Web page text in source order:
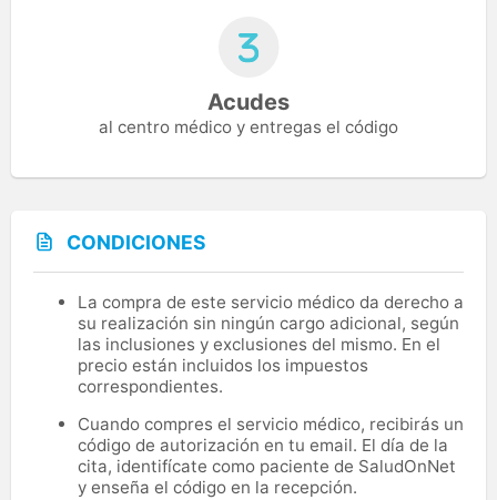
Acudes
al centro médico y entregas el código
CONDICIONES
La compra de este servicio médico da derecho a
su realización sin ningún cargo adicional, según
las inclusiones y exclusiones del mismo. En el
precio están incluidos los impuestos
correspondientes.
Cuando compres el servicio médico, recibirás un
código de autorización en tu email. El día de la
cita, identifícate como paciente de SaludOnNet
y enseña el código en la recepción.